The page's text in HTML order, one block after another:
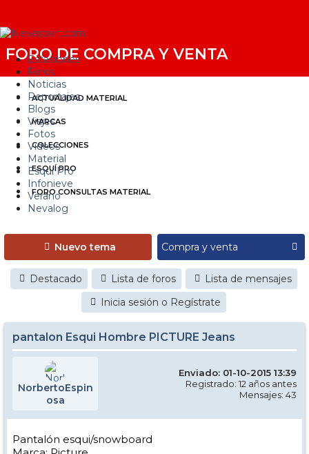
Estaciones
Foros
Noticias
Reportajes
Blogs
Viajes
Fotos
Videos
Material
Esquí Pro
Infonieve
Verano
Nevalog
FORO DE COMPRA Y VENTA
ACTUALIDAD MATERIAL
MARCAS
COLECCIONES
ESQUÍ PRO
FORO CONSULTAS MATERIAL
Nuevo tema
Destacado Lista de foros
Lista de mensajes
Inicia sesión o Regístrate
pantalon Esqui Hombre PICTURE Jeans
NorbertoEspin
osa
Enviado: 01-10-2015 13:39
Registrado: 12 años antes
Mensajes: 43
Pantalón esqui/snowboard